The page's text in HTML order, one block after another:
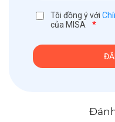
Tôi đồng ý với
của MISA
*